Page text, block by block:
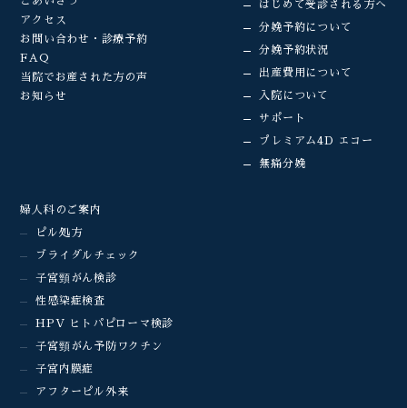
アクセス
お問い合わせ・診療予約
FAQ
当院でお産された方の声
お知らせ
はじめて受診される方へ
分娩予約について
分娩予約状況
出産費用について
入院について
サポート
プレミアム4D エコー
無痛分娩
婦人科のご案内
ピル処方
ブライダルチェック
子宮頸がん検診
性感染症検査
HPV ヒトパピローマ検診
子宮頸がん予防ワクチン
子宮内膜症
アフターピル外来